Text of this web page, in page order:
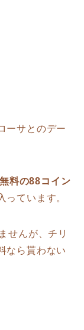
ーサとのデー
料の88コイン
っています。
せんが、チリ
なら貰わない